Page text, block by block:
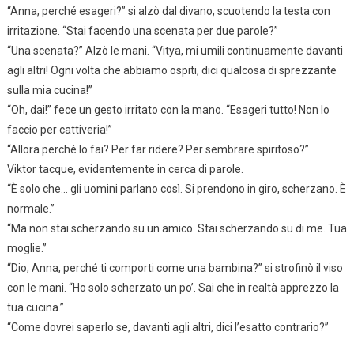
“Anna, perché esageri?” si alzò dal divano, scuotendo la testa con
irritazione. “Stai facendo una scenata per due parole?”
“Una scenata?” Alzò le mani. “Vitya, mi umili continuamente davanti
agli altri! Ogni volta che abbiamo ospiti, dici qualcosa di sprezzante
sulla mia cucina!”
“Oh, dai!” fece un gesto irritato con la mano. “Esageri tutto! Non lo
faccio per cattiveria!”
“Allora perché lo fai? Per far ridere? Per sembrare spiritoso?”
Viktor tacque, evidentemente in cerca di parole.
“È solo che… gli uomini parlano così. Si prendono in giro, scherzano. È
normale.”
“Ma non stai scherzando su un amico. Stai scherzando su di me. Tua
moglie.”
“Dio, Anna, perché ti comporti come una bambina?” si strofinò il viso
con le mani. “Ho solo scherzato un po’. Sai che in realtà apprezzo la
tua cucina.”
“Come dovrei saperlo se, davanti agli altri, dici l’esatto contrario?”